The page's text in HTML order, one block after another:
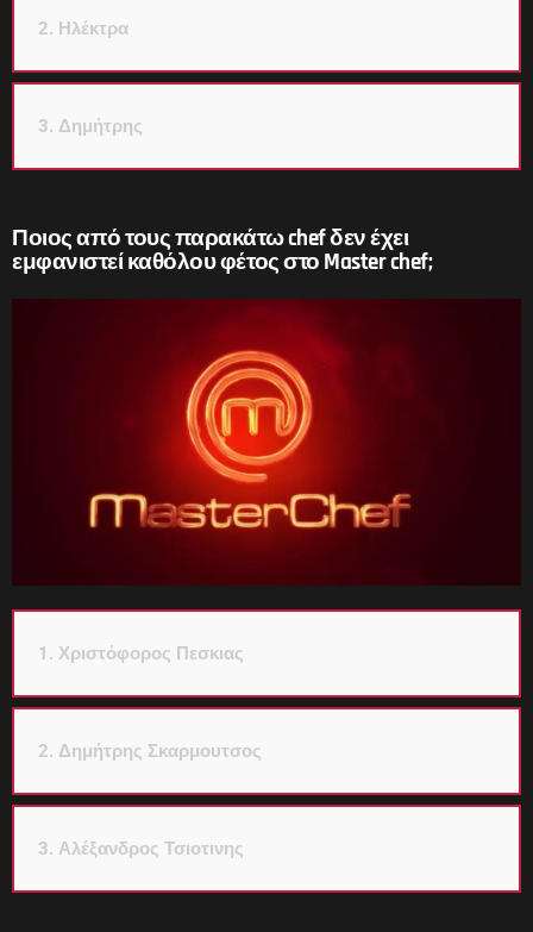
2. Ηλέκτρα
3. Δημήτρης
Ποιος από τους παρακάτω chef δεν έχει
εμφανιστεί καθόλου φέτος στο Master chef;
1. Χριστόφορος Πεσκιας
2. Δημήτρης Σκαρμουτσος
3. Αλέξανδρος Τσιοτινης